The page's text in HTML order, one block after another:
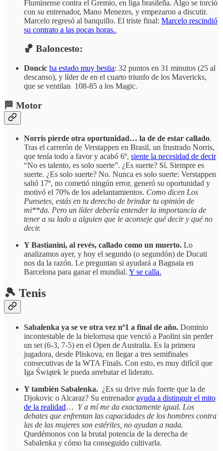
Fluminense contra el Gremio, en liga brasileña. Algo se torció
con su entrenador, Mano Menezes, y empezaron a discutir.
Marcelo regresó al banquillo. El triste final: Marcelo rescindió
su contrato a las pocas horas.
🏀 Baloncesto:
Doncic ha estado muy bestia: 32 puntos en 31 minutos (25 al
descanso), y líder de en el cuarto triunfo de los Mavericks,
que se ventilan 108-85 a los Magic.
🏁 Motor
Norris pierde otra oportunidad… la de de estar callado.
Tras el carrerón de Verstappen en Brasil, un frustrado Norris,
que tenía todo a favor y acabó 6º, siente la necesidad de decir
“No es talento, es solo suerte”. ¿Es suerte? Sí. Siempre es
suerte. ¿Es solo suerte? No. Nunca es solo suerte: Verstappen
salió 17º, no cometió ningún error, generó su oportunidad y
motivó el 70% de los adelantamientos. Como dicen Los
Punsetes, estás en tu derecho de brindar tu opinión de
mi**da. Pero un líder debería entender la importancia de
tener a su lado a alguien que le aconseje qué decir y qué no
decir.
Y Bastianini, al revés, callado como un muerto. Lo
analizamos ayer, y hoy el segundo (o segundón) de Ducati
nos da la razón. Le preguntan si ayudará a Bagnaia en
Barcelona para ganar el mundial. Y se calla.
🎾 Tenis
Sabalenka ya se ve otra vez nº1 a final de año. Dominio
incontestable de la bielorrusa que venció a Paolini sin perder
un set (6-3, 7-5) en el Open de Australia. Es la primera
jugadora, desde Pliskova, en llegar a tres semifinales
consecutivas de la WTA Finals. Con esto, es muy difícil que
Iga Świątek le pueda arrebatar el liderato.
Y también Sabalenka. ¿Es su drive más fuerte que la de
Djokovic o Alcaraz? Su entrenadorayuda a distinguir el mito
de la realidad… Y a mí me da exactamente igual. Los
debates que enfrentan las capacidades de los hombres contra
las de las mujeres son estériles, no ayudan a nada.
Quedémonos con la brutal potencia de la derecha de
Sabalenka y cómo ha conseguido cultivarla.